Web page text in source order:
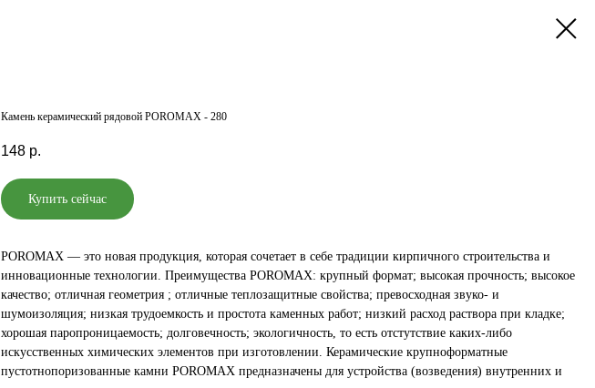
Камень керамический рядовой POROMAX - 280
148 р.
Купить сейчас
POROMAX — это новая продукция, которая сочетает в себе традиции кирпичного строительства и
инновационные технологии. Преимущества POROMAX: крупный формат; высокая прочность; высокое
качество; отличная геометрия ; отличные теплозащитные свойства; превосходная звуко- и
шумоизоляция; низкая трудоемкость и простота каменных работ; низкий расход раствора при кладке;
хорошая паропроницаемость; долговечность; экологичность, то есть отстутствие каких-либо
искусственных химических элементов при изготовлении. Керамические крупноформатные
пустотнопоризованные камни POROMAX предназначены для устройства (возведения) внутренних и